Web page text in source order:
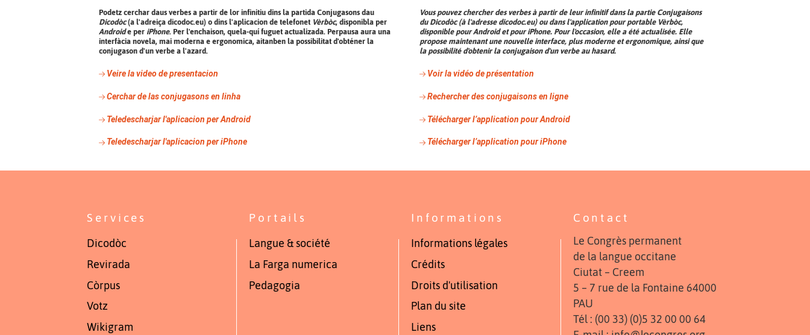
Podetz cerchar daus verbes a partir de lor infinitiu dins la partida Conjugasons dau
Dicodòc(a l'adreiça dicodoc.eu) o dins l'aplicacion de telefonet Vèrbòc, disponibla per
Androide per iPhone. Per l'enchaison, quela-quí fuguet actualizada. Perpausa aura una
interfàcia novela, mai moderna e ergonomica, aitanben la possibilitat d'obténer la
conjugason d'un verbe a l'azard.
Veire la video de presentacion
Cerchar de las conjugasons en linha
Teledescharjar l'aplicacion perAndroid
Teledescharjar l'aplicacion per iPhone
Vous pouvez chercher des verbes à partir de leur infinitif dans la partie Conjugaisons
du Dicodòc(à l'adresse dicodoc.eu) ou dans l'application pour portable Vèrbòc,
disponible pourAndroidet pouriPhone. Pour l'occasion, elle a été actualisée. Elle
propose maintenant une nouvelle interface, plus moderne et ergonomique, ainsi que
la possibilité d'obtenir la conjugaison d'un verbe au hasard.
Voir la vidéo de présentation
Rechercher des conjugaisons en ligne
Télécharger l’application pour Android
Télécharger l’application pour iPhone
Services
Dicodòc
Revirada
Còrpus
Votz
Wikigram
Portails
Langue & société
La Farga numerica
Pedagogia
Informations
Informations légales
Crédits
Droits d'utilisation
Plan du site
Liens
Contact
Le Congrès permanent
de la langue occitane
Ciutat – Creem
5 – 7 rue de la Fontaine 64000
PAU
Tél : (00 33) (0)5 32 00 00 64